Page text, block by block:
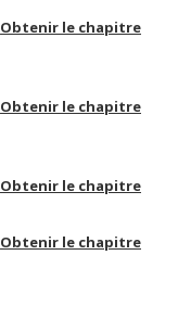
Obtenir le chapitre
Obtenir le chapitre
Obtenir le chapitre
Obtenir le chapitre